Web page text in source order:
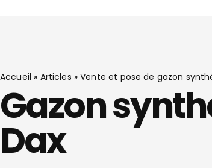
Accueil » Articles »Vente et pose de gazon
Gazon
Dax